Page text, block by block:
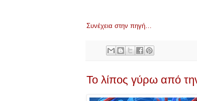
Συνέχεια στην πηγή…
Το λίπος γύρω από